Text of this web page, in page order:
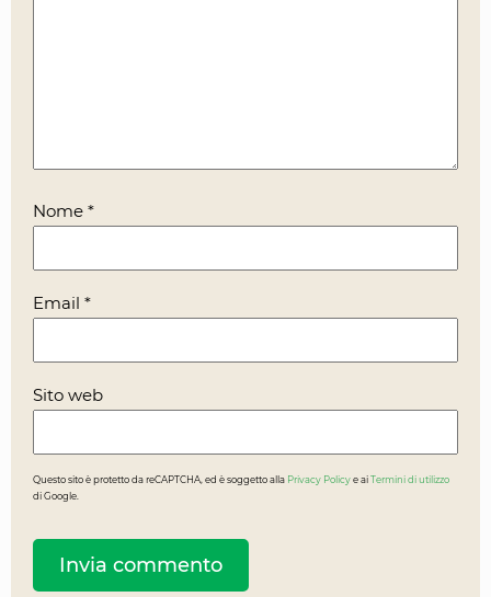
Nome *
Email *
Sito web
Questo sito è protetto da reCAPTCHA, ed è soggetto alla Privacy Policy e ai Termini di utilizzo
di Google.